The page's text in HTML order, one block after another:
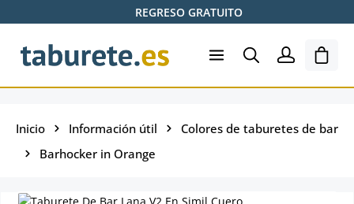
Saltar al contenido principalREGRESO GRATUITO
El
Inicio Información útil
Colores de taburetes de bar
Barhocker in Orange